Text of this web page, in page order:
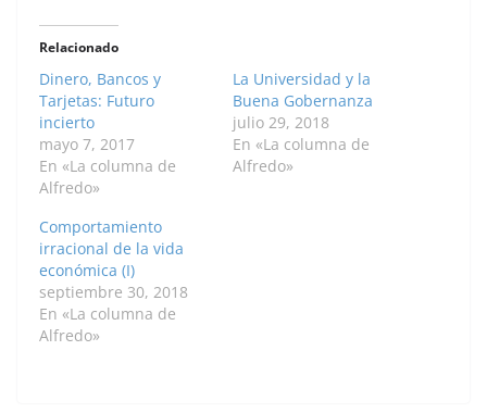
Relacionado
Dinero, Bancos y
Tarjetas: Futuro
incierto
mayo 7, 2017
En «La columna de
Alfredo»
La Universidad y la
Buena Gobernanza
julio 29, 2018
En «La columna de
Alfredo»
Comportamiento
irracional de la vida
económica (I)
septiembre 30, 2018
En «La columna de
Alfredo»